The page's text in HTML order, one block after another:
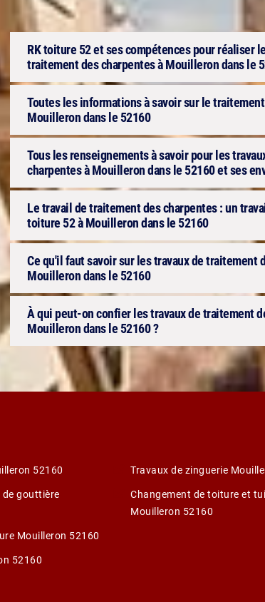
RK toiture 52 et ses compétences pour réaliser
traitement des charpentes à Mouilleron dans le
Toutes les informations à savoir sur le
Mouilleron dans le 52160
Tous les renseignements à savoir pour les
charpentes à Mouilleron dans le 52160 et ses
Le travail de traitement des charpentes : un
toiture 52 à Mouilleron dans le 52160
Ce qu'il faut savoir sur les travaux de traitement
Mouilleron dans le 52160
À qui peut-on confier les travaux de traitement
Mouilleron dans le 52160 ?
52160
de gouttière
Mouilleron 52160
52160
Travaux de zinguerie
Changement de toiture et
Mouilleron 52160